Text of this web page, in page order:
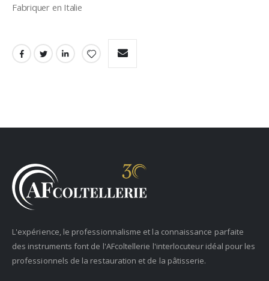
Fabriquer en Italie
L'expérience, le professionnalisme et la connaissance parfaite
des instruments font de l'AFcoltellerie l'interlocuteur idéal pour les
professionnels de la restauration et de la pâtisserie.